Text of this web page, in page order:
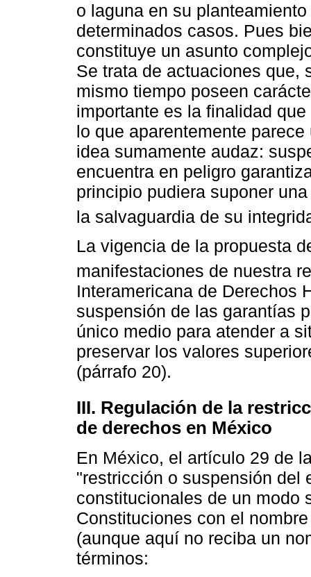
o laguna en su
determinados casos. Pues
constituye un asunto
Se trata de actuaciones que,
mismo tiempo poseen
importante es la finalidad
lo que aparentemente
idea sumamente audaz:
encuentra en peligro
principio pudiera suponer
la salvaguardia de su
La vigencia de la propuesta
manifestaciones de nuestra
Interamericana de Derechos
suspensión de las garantías
único medio para atender a
preservar los valores
(párrafo 20).
III. Regulación de la
de derechos en México
En México, el artículo 29 de
"restricción o suspensión del
constitucionales de un modo
Constituciones con el
(aunque aquí no reciba un
términos: